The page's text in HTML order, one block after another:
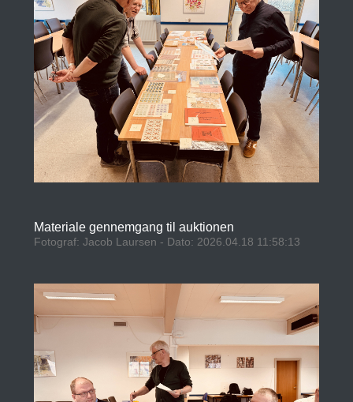
Materiale gennemgang til auktionen
Fotograf: Jacob Laursen - Dato: 2026.04.18 11:58:13